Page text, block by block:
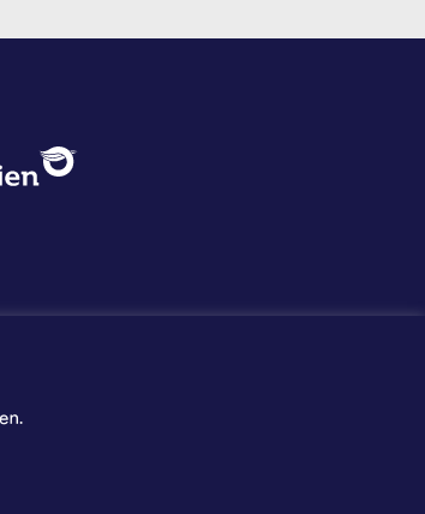
IMPRESSUM
La Calamine
Gemeinde Kelmis